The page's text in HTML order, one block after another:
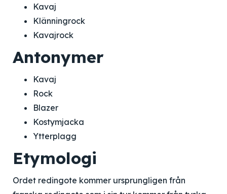
Kavaj
Klänningrock
Kavajrock
Antonymer
Kavaj
Rock
Blazer
Kostymjacka
Ytterplagg
Etymologi
Ordet redingote kommer ursprungligen från